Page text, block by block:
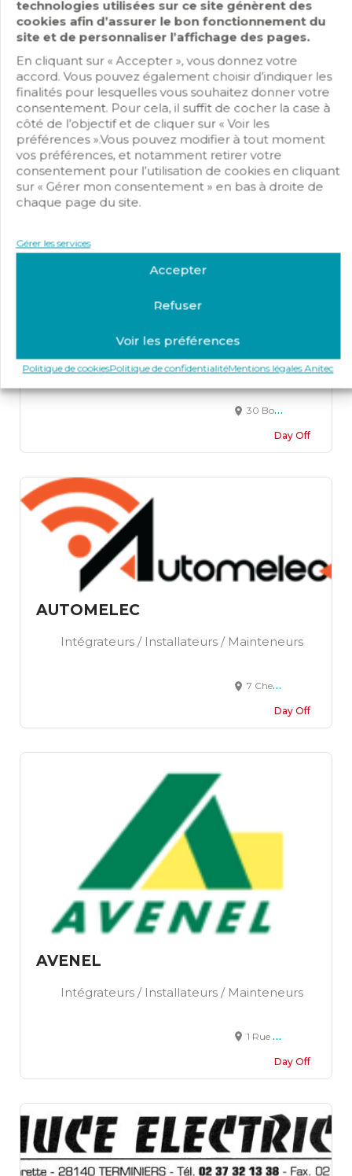
technologies utilisées sur ce site génèrent des
cookies afin d’assurer le bon fonctionnement du
site et de personnaliser l’affichage des pages.
En cliquant sur « Accepter », vous donnez votre
accord. Vous pouvez également choisir d’indiquer les
finalités pour lesquelles vous souhaitez donner votre
consentement. Pour cela, il suffit de cocher la case à
côté de l’objectif et de cliquer sur « Voir les
préférences ».Vous pouvez modifier à tout moment
vos préférences, et notamment retirer votre
consentement pour l’utilisation de cookies en cliquant
sur « Gérer mon consentement » en bas à droite de
chaque page du site.
Gérer les services
Accepter
Refuser
Voir les préférences
Politique de cookiesPolitique de confidentialitéMentions légales Anitec
ARTELEC
Intégrateurs / Installateurs / Mainteneurs
11, Rue de la Mare aux Chevaux – 27930 Angerville la Campagne
Day Off
Intégrateurs / Installateurs / Mainteneurs
30 Boulevard d’Aulnay 93250 VILLEMOMBLE
Day Off
AUTOMELEC
Intégrateurs / Installateurs / Mainteneurs
7 Chemin de la Poêle, Saint-Martin-de-Bréthencourt, France
Day Off
AVENEL
Intégrateurs / Installateurs / Mainteneurs
1 Rue Lucien Fromage, Darnétal, France
Day Off